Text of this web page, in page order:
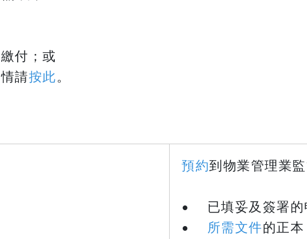
付；或
請按此。
預約到物業管理業
• 已填妥及簽署的
• 所需文件的正本